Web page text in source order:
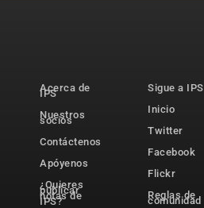
Acerca de
IPS
Nuestros
socios
Contáctenos
Apóyenos
¿Quieres
publicar
notas de
IPS?
Sigue a IPS
Inicio
Twitter
Facebook
Flickr
Reglas de
comunidad